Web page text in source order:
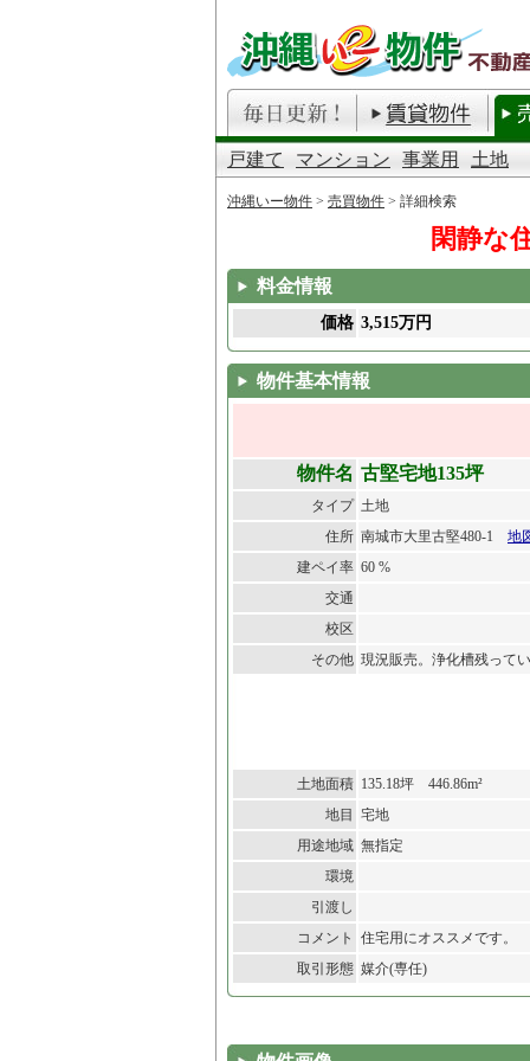
戸建て マンション 事業用 土地
沖縄いー物件 > 売買物件 > 詳細検索
閑静な
料金情報
価格 3,515万円
物件基本情報
物件名 古堅宅地135坪
タイプ 土地
住所 南城市大里古堅480-1 地
建ペイ率 60 %
交通
校区
その他 現況販売。浄化槽残って
土地面積 135.18坪 446.86m²
地目
宅地
用途地域 無指定
環境
引渡し
コメント
住宅用にオススメです。
取引形態 媒介(専任)